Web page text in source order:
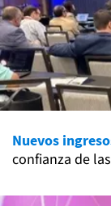
Nuevos
confianza de